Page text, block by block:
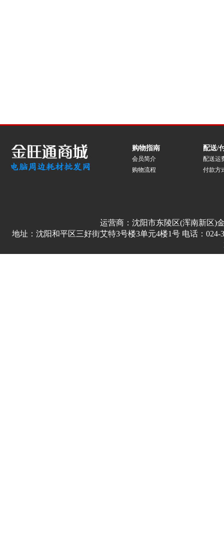
购物指南
会员简介
购物流程
配送/
配送运
付款方
运营商：沈阳市东陵区(浑南新区)
地址：沈阳和平区三好街艾特3号楼3单元4楼1号 电话：024-